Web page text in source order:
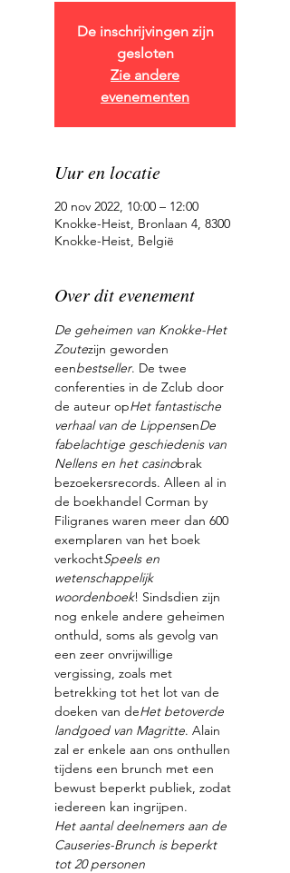
De inschrijvingen zijn
gesloten
Zie andere
evenementen
Uur en locatie
20 nov 2022, 10:00 – 12:00
Knokke-Heist, Bronlaan 4, 8300
Knokke-Heist, België
Over dit evenement
De geheimen van Knokke-Het
Zoutezijn geworden
eenbestseller. De twee
conferenties in de Zclub door
de auteur opHet fantastische
verhaal van de LippensenDe
fabelachtige geschiedenis van
Nellens en het casinobrak
bezoekersrecords. Alleen al in
de boekhandel Corman by
Filigranes waren meer dan 600
exemplaren van het boek
verkochtSpeels en
wetenschappelijk
woordenboek! Sindsdien zijn
nog enkele andere geheimen
onthuld, soms als gevolg van
een zeer onvrijwillige
vergissing, zoals met
betrekking tot het lot van de
doeken van deHet betoverde
landgoed van Magritte. Alain
zal er enkele aan ons onthullen
tijdens een brunch met een
bewust beperkt publiek, zodat
iedereen kan ingrijpen.
Het aantal deelnemers aan de
Causeries-Brunch is beperkt
tot 20 personen